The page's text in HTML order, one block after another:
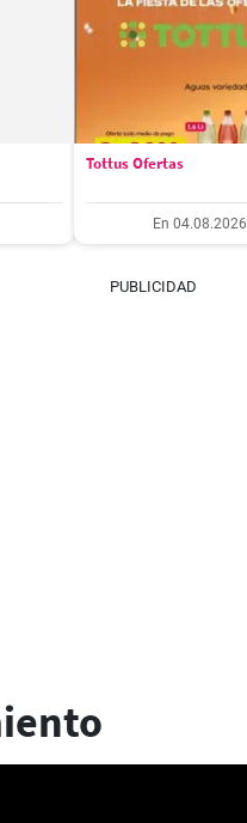
Tottus Ofertas
En 04.08.2026
PUBLICIDAD